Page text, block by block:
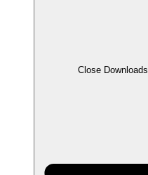
Close Downloads